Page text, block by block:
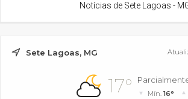
Notícias de Sete Lagoas -
Sete Lagoas, MG
17° Mín.16°